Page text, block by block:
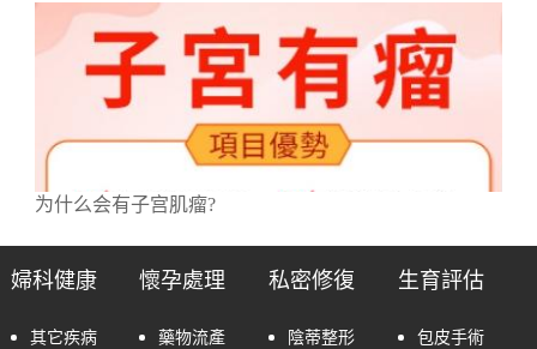
为什么会有子宫肌瘤?
婦科健康
其它疾病
懷孕處理
藥物流產
私密修復
陰蒂整形
生育評估
包皮手術